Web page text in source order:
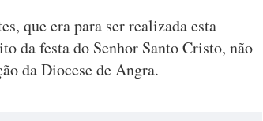
que era para ser realizada esta
da festa do Senhor Santo Cristo, não
da Diocese de Angra.